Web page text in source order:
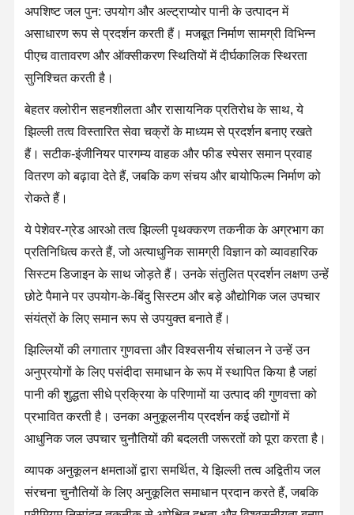
प्रयोगशाला अल्ट्राप्योर जल प्रणाली
Ultrapure पानी की मशीन
Ultrapure जल शोधन प्रणाली
अतिशुद्ध जल उपकरण
अतिशुद्ध जल निस्पंदन प्रणाली
अल्ट्रा प्योर आरओ वाटर सिस्टम
औद्योगिक जल शुद्धिकरण प्रणाली
विआयनीकृत जल मशीन
जल शुद्धिकरण उपभोग्य सामग्रियाँ
जल शुद्धिकरण प्रणाली के सहायक उपकरण
अपशिष्ट जल पुन: उपयोग और अल्ट्राप्योर पानी के उत्पादन में
असाधारण रूप से प्रदर्शन करती हैं। मजबूत निर्माण सामग्री विभिन्न
पीएच वातावरण और ऑक्सीकरण स्थितियों में दीर्घकालिक स्थिरता
सुनिश्चित करती है।
बेहतर क्लोरीन सहनशीलता और रासायनिक प्रतिरोध के साथ, ये
झिल्ली तत्व विस्तारित सेवा चक्रों के माध्यम से प्रदर्शन बनाए रखते
हैं। सटीक-इंजीनियर पारगम्य वाहक और फीड स्पेसर समान प्रवाह
वितरण को बढ़ावा देते हैं, जबकि कण संचय और बायोफिल्म निर्माण को
रोकते हैं।
ये पेशेवर-ग्रेड आरओ तत्व झिल्ली पृथक्करण तकनीक के अग्रभाग का
प्रतिनिधित्व करते हैं, जो अत्याधुनिक सामग्री विज्ञान को व्यावहारिक
सिस्टम डिजाइन के साथ जोड़ते हैं। उनके संतुलित प्रदर्शन लक्षण उन्हें
छोटे पैमाने पर उपयोग-के-बिंदु सिस्टम और बड़े औद्योगिक जल उपचार
संयंत्रों के लिए समान रूप से उपयुक्त बनाते हैं।
झिल्लियों की लगातार गुणवत्ता और विश्वसनीय संचालन ने उन्हें उन
अनुप्रयोगों के लिए पसंदीदा समाधान के रूप में स्थापित किया है जहां
पानी की शुद्धता सीधे प्रक्रिया के परिणामों या उत्पाद की गुणवत्ता को
प्रभावित करती है। उनका अनुकूलनीय प्रदर्शन कई उद्योगों में
आधुनिक जल उपचार चुनौतियों की बदलती जरूरतों को पूरा करता है।
व्यापक अनुकूलन क्षमताओं द्वारा समर्थित, ये झिल्ली तत्व अद्वितीय जल
संरचना चुनौतियों के लिए अनुकूलित समाधान प्रदान करते हैं, जबकि